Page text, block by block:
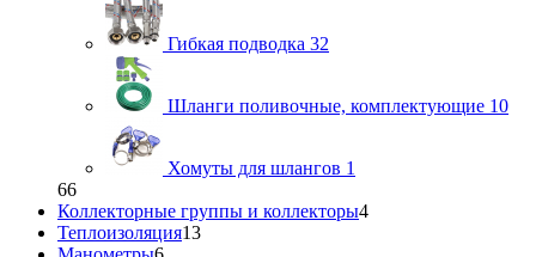
Гибкая подводка 32
Шланги поливочные, комплектующие 10
Хомуты для шлангов 1
66
Коллекторные группы и коллекторы4
Теплоизоляция13